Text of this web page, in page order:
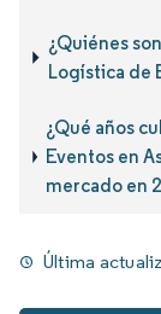
¿Quiénes
Logística de
¿Qué años
Eventos en
mercado en
Última